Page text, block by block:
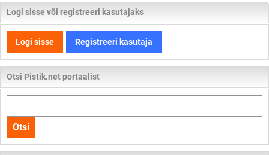
Logi sisse või registreeri kasutajaks
Logi sisse Registreeri kasutaja
Otsi Pistik.net portaalist
kogu
lehelt
Otsi